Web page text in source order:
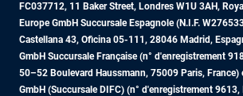
FC037712, 11 Baker Street, Londres W1U 3AH,
Europe GmbH Succursale Espagnole (N.I.F.
Castellana 43, Oficina 05-111, 28046 Madrid,
GmbH Succursale Française (n° d'enregistrement
50–52 Boulevard Haussmann, 75009 Paris, France)
GmbH (Succursale DIFC) (n° d'enregistrement